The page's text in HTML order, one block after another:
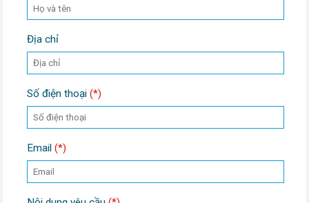
Địa chỉ
Số điện thoại (*)
Email (*)